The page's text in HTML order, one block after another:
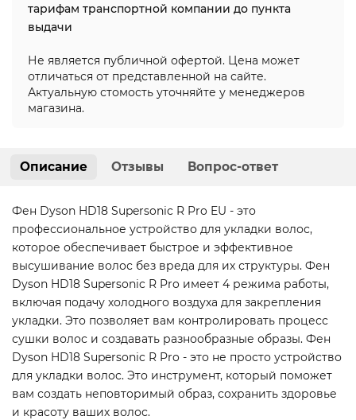
тарифам транспортной компании до пункта
выдачи
Не является публичной офертой. Цена может
отличаться от представленной на сайте.
Актуальную стомость уточняйте у менеджеров
магазина.
Описание Отзывы Вопрос-ответ
Фен Dyson HD18 Supersonic R Pro EU - это
профессиональное устройство для укладки волос,
которое обеспечивает быстрое и эффективное
высушивание волос без вреда для их структуры. Фен
Dyson HD18 Supersonic R Pro имеет 4 режима работы,
включая подачу холодного воздуха для закрепления
укладки. Это позволяет вам контролировать процесс
сушки волос и создавать разнообразные образы. Фен
Dyson HD18 Supersonic R Pro - это не просто устройство
для укладки волос. Это инструмент, который поможет
вам создать неповторимый образ, сохранить здоровье
и красоту ваших волос.